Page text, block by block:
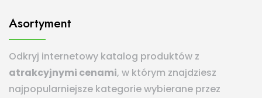
Asortyment
Odkryj internetowy katalog produktów z
atrakcyjnymi cenami, w którym znajdziesz
najpopularniejsze kategorie wybierane przez